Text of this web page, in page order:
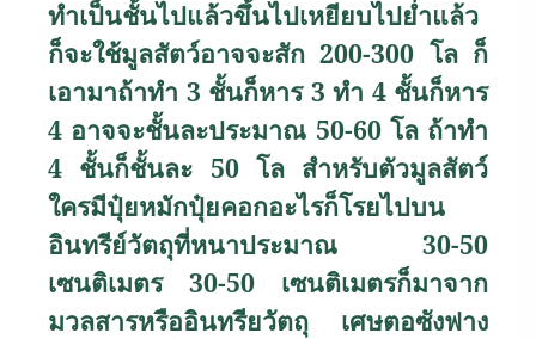
ทำเป็นชั้นไปแล้วขึ้นไปเหยียบไปย่ำแล้ว
ก็จะใช้มูลสัตว์อาจจะสัก 200-300 โล ก็
เอามาถ้าทำ 3 ชั้นก็หาร 3 ทำ 4 ชั้นก็หาร
4 อาจจะชั้นละประมาณ 50-60 โล ถ้าทำ
4 ชั้นก็ชั้นละ 50 โล สำหรับตัวมูลสัตว์
ใครมีปุ๋ยหมักปุ๋ยคอกอะไรก็โรยไปบน
อินทรีย์วัตถุที่หนาประมาณ 30-50
เซนติเมตร 30-50 เซนติเมตรก็มาจาก
มวลสารหรืออินทรียวัตถุ เศษตอซังฟาง